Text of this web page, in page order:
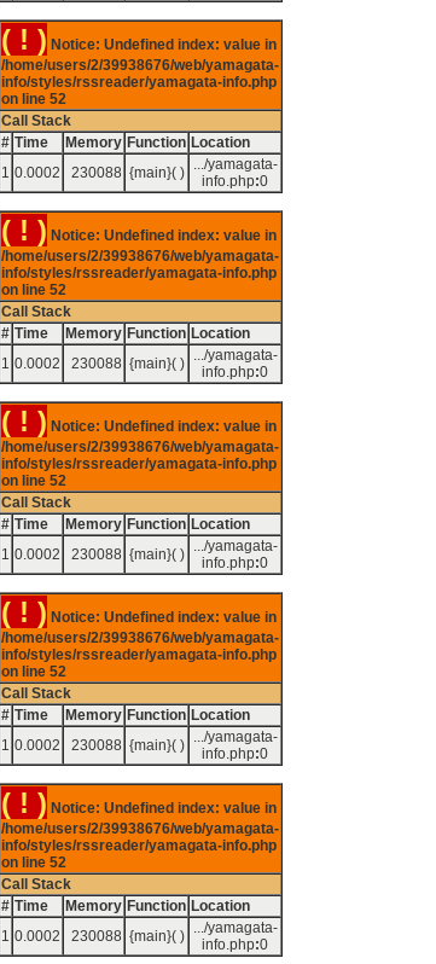
( ! ) Notice: Undefined index: value in
/home/users/2/39938676/web/yamagata-
info/styles/rssreader/yamagata-info.php
on line 52
Call Stack
# Time Memory Function Location
1 0.0002 230088 {main}( )
.../yamagata-
info.php:0
( ! ) Notice: Undefined index: value in
/home/users/2/39938676/web/yamagata-
info/styles/rssreader/yamagata-info.php
on line 52
Call Stack
# Time Memory Function Location
1 0.0002 230088 {main}( )
.../yamagata-
info.php:0
( ! ) Notice: Undefined index: value in
/home/users/2/39938676/web/yamagata-
info/styles/rssreader/yamagata-info.php
on line 52
Call Stack
# Time Memory Function Location
1 0.0002 230088 {main}( )
.../yamagata-
info.php:0
( ! ) Notice: Undefined index: value in
/home/users/2/39938676/web/yamagata-
info/styles/rssreader/yamagata-info.php
on line 52
Call Stack
# Time Memory Function Location
1 0.0002 230088 {main}( )
.../yamagata-
info.php:0
( ! ) Notice: Undefined index: value in
/home/users/2/39938676/web/yamagata-
info/styles/rssreader/yamagata-info.php
on line 52
Call Stack
# Time Memory Function Location
1 0.0002 230088 {main}( )
.../yamagata-
info.php:0